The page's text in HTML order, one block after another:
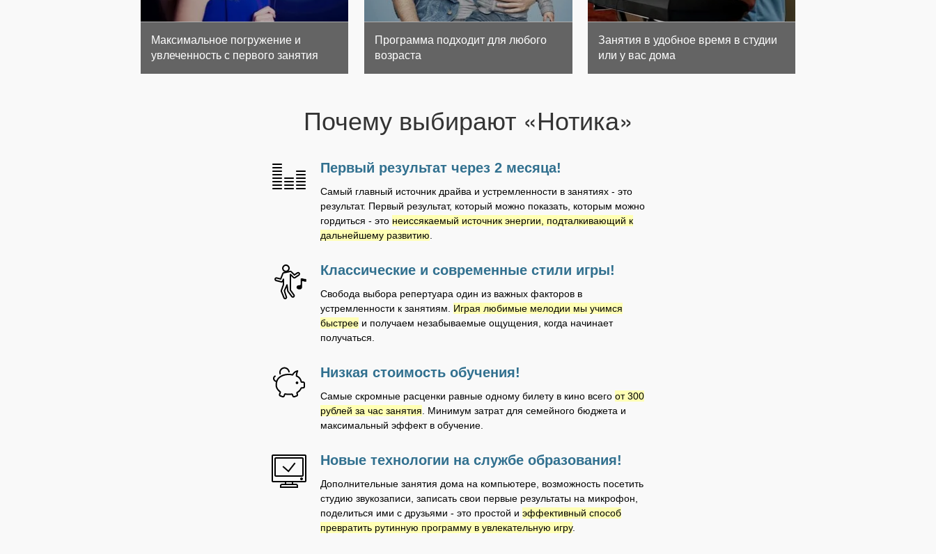
Максимальное погружение и
увлеченность с первого занятия
Программа подходит для любого
возраста
Занятия в удобное время в студии
или у вас дома
Почему выбирают «Нотика»
Первый результат через 2 месяца!
Самый главный источник драйва и устремленности в занятиях - это
результат. Первый результат, который можно показать, которым можно
гордиться - это неиссякаемый источник энергии, подталкивающий к
дальнейшему развитию
Классические и современные стили игры!
Свобода выбора репертуара один из важных факторов в
устремленности к занятиям. Играя любимые мелодии мы учимся
быстрее и получаем незабываемые ощущения, когда начинает
получаться.
Низкая стоимость обучения!
Самые скромные расценки равные одному билету в кино всего от 300
рублей за час занятия . Минимум затрат для семейного бюджета и
максимальный эффект в обучение.
Новые технологии на службе образования!
Дополнительные занятия дома на компьютере, возможность посетить
студию звукозаписи, записать свои первые результаты на микрофон,
поделиться ими с друзьями - это простой и эффективный способ
превратить рутинную программу в увлекательную игру.